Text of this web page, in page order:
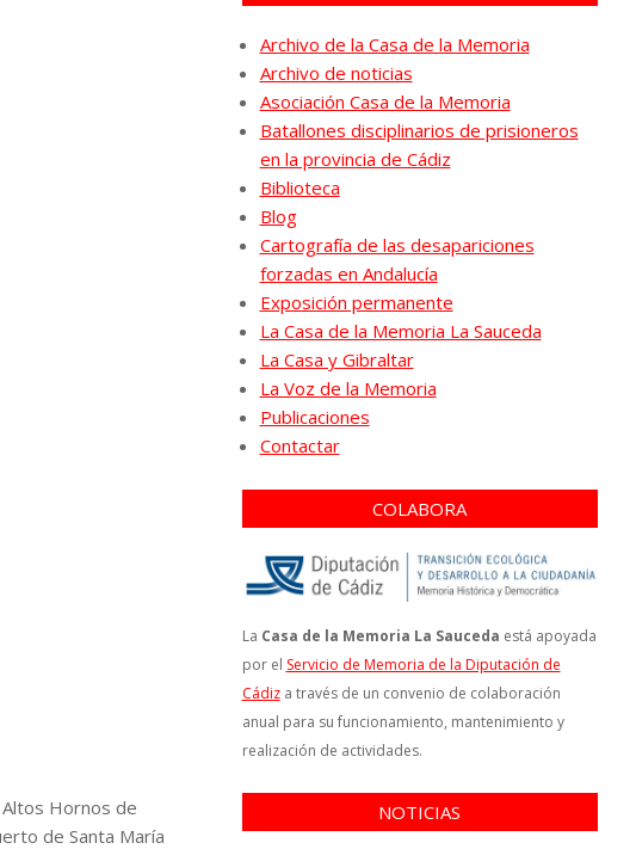
Hornos de
de Santa María
Archivo de la Casa de la Memoria
Archivo de noticias
Asociación Casa de la Memoria
Batallones disciplinarios de prisioneros
en la provincia de Cádiz
Biblioteca
Blog
Cartografía de las desapariciones
forzadas en Andalucía
Exposición permanente
La Casa de la Memoria La Sauceda
La Casa y Gibraltar
La Voz de la Memoria
Publicaciones
Contactar
COLABORA
La Casa de la Memoria La Sauceda está apoyada
por el Servicio de Memoria de la Diputación de
Cádiza través de un convenio de colaboración
anual para su funcionamiento, mantenimiento y
realización de actividades.
NOTICIAS